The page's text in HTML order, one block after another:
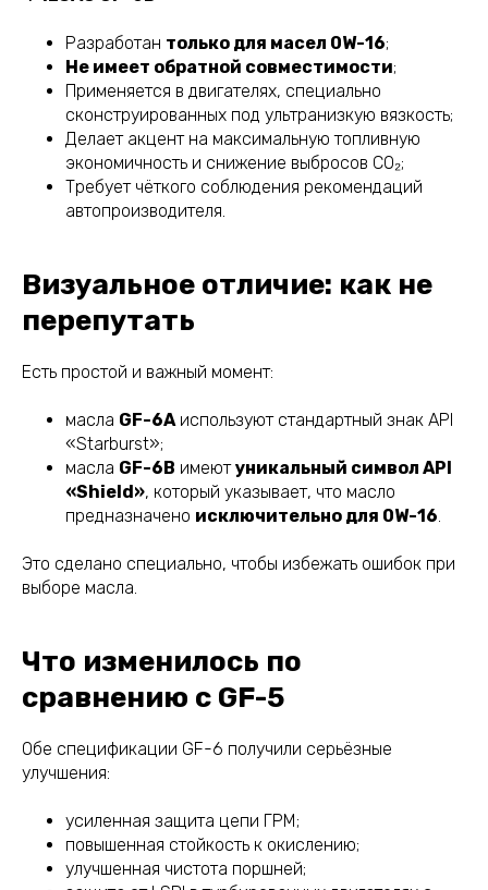
Разработан только для масел 0W-16;
Не имеет обратной совместимости;
Применяется в двигателях, специально
сконструированных под ультранизкую вязкость;
Делает акцент на максимальную топливную
экономичность и снижение выбросов CO₂;
Требует чёткого соблюдения рекомендаций
автопроизводителя.
Визуальное отличие: как не
перепутать
Есть простой и важный момент:
масла GF-6Aиспользуют стандартный знак API
«Starburst»;
масла GF-6B имеютуникальный символ API
«Shield», который указывает, что масло
предназначено исключительно для 0W-16.
Это сделано специально, чтобы избежать ошибок при
выборе масла.
Что изменилось по
сравнению с GF-5
Обе спецификации GF-6 получили серьёзные
улучшения:
усиленная защита цепи ГРМ;
повышенная стойкость к окислению;
улучшенная чистота поршней;